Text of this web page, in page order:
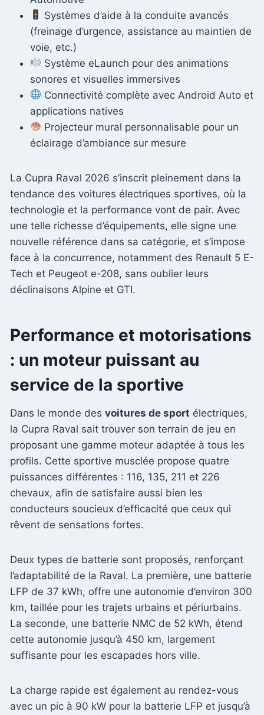
Systèmes d’aide à la conduite avancés
(freinage d’urgence, assistance au maintien de
voie, etc.)
Système eLaunch pour des animations
sonores et visuelles immersives
Connectivité complète avec Android Auto et
applications natives
Projecteur mural personnalisable pour un
éclairage d’ambiance sur mesure
La Cupra Raval 2026 s’inscrit pleinement dans la
tendance des voitures électriques sportives, où la
technologie et la performance vont de pair. Avec
une telle richesse d’équipements, elle signe une
nouvelle référence dans sa catégorie, et s’impose
face à la concurrence, notamment des Renault 5 E-
Tech et Peugeot e-208, sans oublier leurs
déclinaisons Alpine et GTI.
Performance et motorisations
: un moteur puissant au
service de la sportive
Dans le monde des voitures de sport électriques,
la Cupra Raval sait trouver son terrain de jeu en
proposant une gamme moteur adaptée à tous les
profils. Cette sportive musclée propose quatre
puissances différentes : 116, 135, 211 et 226
chevaux, afin de satisfaire aussi bien les
conducteurs soucieux d’efficacité que ceux qui
rêvent de sensations fortes.
Deux types de batterie sont proposés, renforçant
l’adaptabilité de la Raval. La première, une batterie
LFP de 37 kWh, offre une autonomie d’environ 300
km, taillée pour les trajets urbains et périurbains.
La seconde, une batterie NMC de 52 kWh, étend
cette autonomie jusqu’à 450 km, largement
suffisante pour les escapades hors ville.
La charge rapide est également au rendez-vous
avec un pic à 90 kW pour la batterie LFP et jusqu’à